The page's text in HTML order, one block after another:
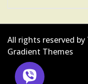
All rights reserved
Gradient Themes